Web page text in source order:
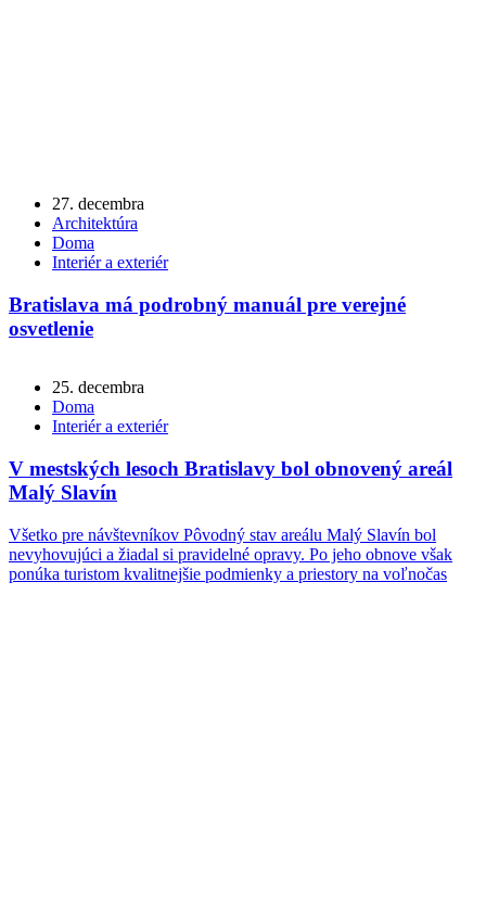
27. decembra
Architektúra
Doma
Interiér a exteriér
Bratislava má podrobný manuál pre verejné
osvetlenie
25. decembra
Doma
Interiér a exteriér
V mestských lesoch Bratislavy bol obnovený areál
Malý Slavín
Všetko pre návštevníkov Pôvodný stav areálu Malý Slavín bol
nevyhovujúci a žiadal si pravidelné opravy. Po jeho obnove však
ponúka turistom kvalitnejšie podmienky a priestory na voľnočas